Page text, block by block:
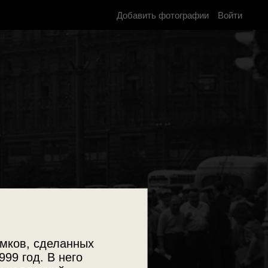
сделанных
год. В него
Добавить фотографии Войти